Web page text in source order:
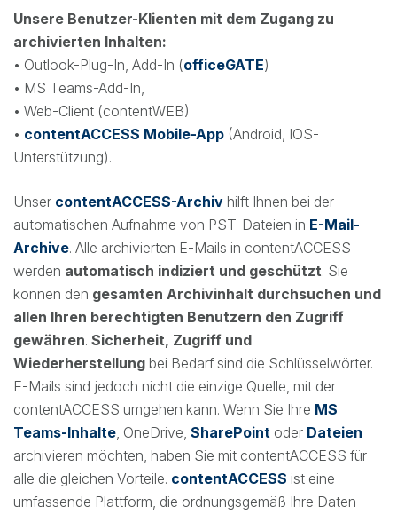
Unsere Benutzer-Klienten mit dem Zugang zu
archivierten Inhalten:
• Outlook-Plug-In, Add-In (officeGATE)
• MS Teams-Add-In,
• Web-Client (contentWEB)
• contentACCESS Mobile-App (Android, IOS-
Unterstützung).
Unser contentACCESS-Archiv hilft Ihnen bei der
automatischen Aufnahme von PST-Dateien in E-Mail-
Archive. Alle archivierten E-Mails in contentACCESS
werden automatisch indiziert und geschützt. Sie
können den gesamten Archivinhalt durchsuchen und
allen Ihren berechtigten Benutzern den Zugriff
gewähren. Sicherheit, Zugriff und
Wiederherstellung bei Bedarf sind die Schlüsselwörter.
E-Mails sind jedoch nicht die einzige Quelle, mit der
contentACCESS umgehen kann. Wenn Sie Ihre MS
Teams-Inhalte , OneDrive, SharePoint oder Dateien
archivieren möchten, haben Sie mit contentACCESS für
alle die gleichen Vorteile. contentACCESS ist eine
umfassende Plattform, die ordnungsgemäß Ihre Daten